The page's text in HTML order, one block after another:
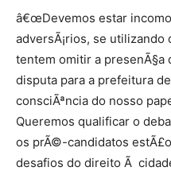
â€œDevemos estar
adversÃ¡rios, se
tentem omitir a presenÃ§a
disputa para a prefeitura
consciÃªncia do nosso
Queremos qualificar o
os prÃ©-candidatos
desafios do direito Ã